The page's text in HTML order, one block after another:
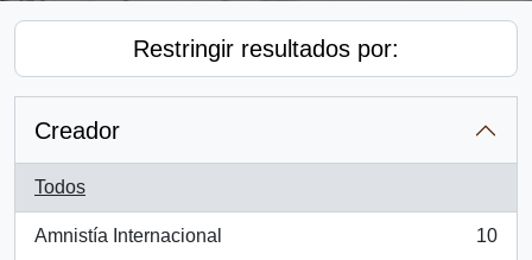
Restringir resultados por:
Creador
Todos
Amnistía Internacional
, 10 resultados
10